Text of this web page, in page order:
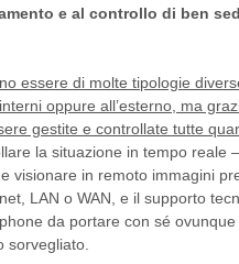
e al controllo di ben
essere di molte tipologie
oppure all’esterno, ma
gestite e controllate tutte
la situazione in tempo reale
visionare in remoto immagini
LAN o WAN, e il supporto
da portare con sé
sorvegliato.